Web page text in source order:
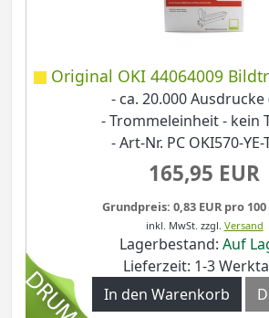
Original OKI 44064009
- ca. 20.000 Ausdrucke
- Trommeleinheit - kein
- Art-Nr. PC OKI570-YE-
165,95 EUR
Grundpreis: 0,83 EUR pro
inkl. MwSt. zzgl. Versand
Lagerbestand: Auf
Lieferzeit: 1-3
In den Warenkorb